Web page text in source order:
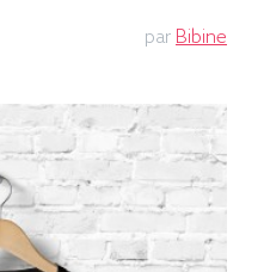
par Bibine